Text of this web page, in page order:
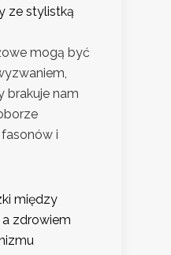
ze stylistką
mogą być
brakuje nam
i
między
zdrowiem